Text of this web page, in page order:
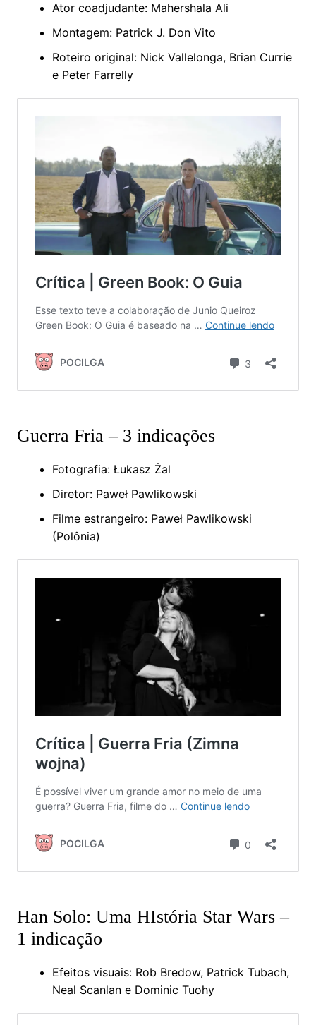
Ator coadjudante: Mahershala Ali
Montagem: Patrick J. Don Vito
Roteiro original: Nick Vallelonga, Brian Currie
e Peter Farrelly
Guerra Fria – 3 indicações
Fotografia: Łukasz Żal
Diretor: Paweł Pawlikowski
Filme estrangeiro: Paweł Pawlikowski
(Polônia)
Han Solo: Uma HIstória Star Wars –
1 indicação
Efeitos visuais: Rob Bredow, Patrick Tubach,
Neal Scanlan e Dominic Tuohy